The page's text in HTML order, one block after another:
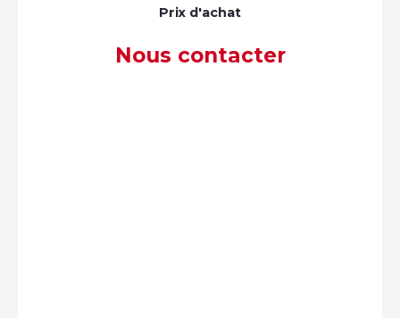
Prix d'achat
Nous contacter